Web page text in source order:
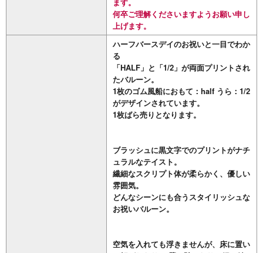
何卒ご理解くださいますようお願い申し
上げます。
ハーフバースデイのお祝いと一目でわか
る
「HALF」と「1/2」が両面プリントされ
たバルーン。
1枚のゴム風船におもて：half うら：1/2
がデザインされています。
1枚ばら売りとなります。
ブラッシュに黒文字でのプリントがナチ
ュラルなテイスト。
繊細なスクリプト体が柔らかく、優しい
雰囲気。
どんなシーンにも合うスタイリッシュな
お祝いバルーン。
空気を入れても浮きませんが、床に置い